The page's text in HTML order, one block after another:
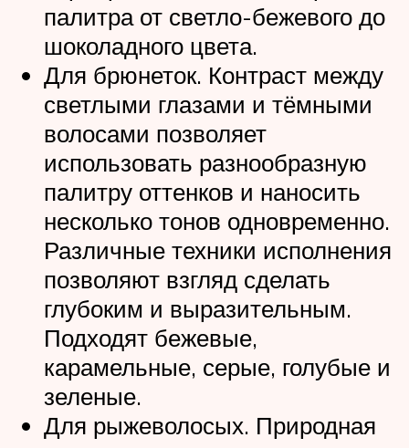
палитра от светло-бежевого до
шоколадного цвета.
Для брюнеток. Контраст между
светлыми глазами и тёмными
волосами позволяет
использовать разнообразную
палитру оттенков и наносить
несколько тонов одновременно.
Различные техники исполнения
позволяют взгляд сделать
глубоким и выразительным.
Подходят бежевые,
карамельные, серые, голубые и
зеленые.
Для рыжеволосых. Природная